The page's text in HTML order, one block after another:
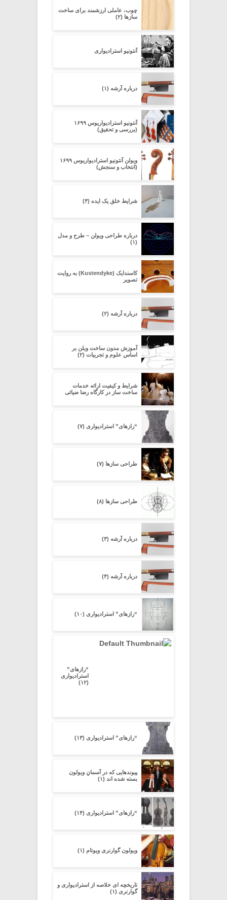
چوب، عاملی ارزشمند برای ساخت
سازها (۲)
آنتونیو استرادیواری
درباره آرشه (۱)
آنتونیو استرادیواریوس ۱۶۹۹
(بررسی و تحقیق)
ویولن آنتونیو استرادیواریوس ۱۶۹۹
(انتخاب و سنجش)
شرایط خلق یک ایده (۳)
درباره طراحی ویولن – طرح و مدل
(۱)
کاسندایک (Kustendyke) به روایت
تصویر
درباره آرشه (۲)
آموزش مدون ساخت ویلن بر
اساس علوم و تجربیات (۲)
شرایط و کیفیت ارائه خدمات
ساخت ساز در کارگاه رضا ضیائی
“رازهای” استرادیواری (۷)
طراحی سازها (۷)
طراحی سازها (۸)
درباره آرشه (۳)
درباره آرشه (۴)
“رازهای” استرادیواری (۱۰)
“رازهای”
استرادیواری
(۱۲)
“رازهای” استرادیواری (۱۳)
پیوندهایی که در آسمانِ ویولون
بسته شده اند (۱)
“رازهای” استرادیواری (۱۴)
ویولون گوارنری ویوتام (۱)
تاریخچه ای خلاصه از استرادیواری و
گوارنری (۱)